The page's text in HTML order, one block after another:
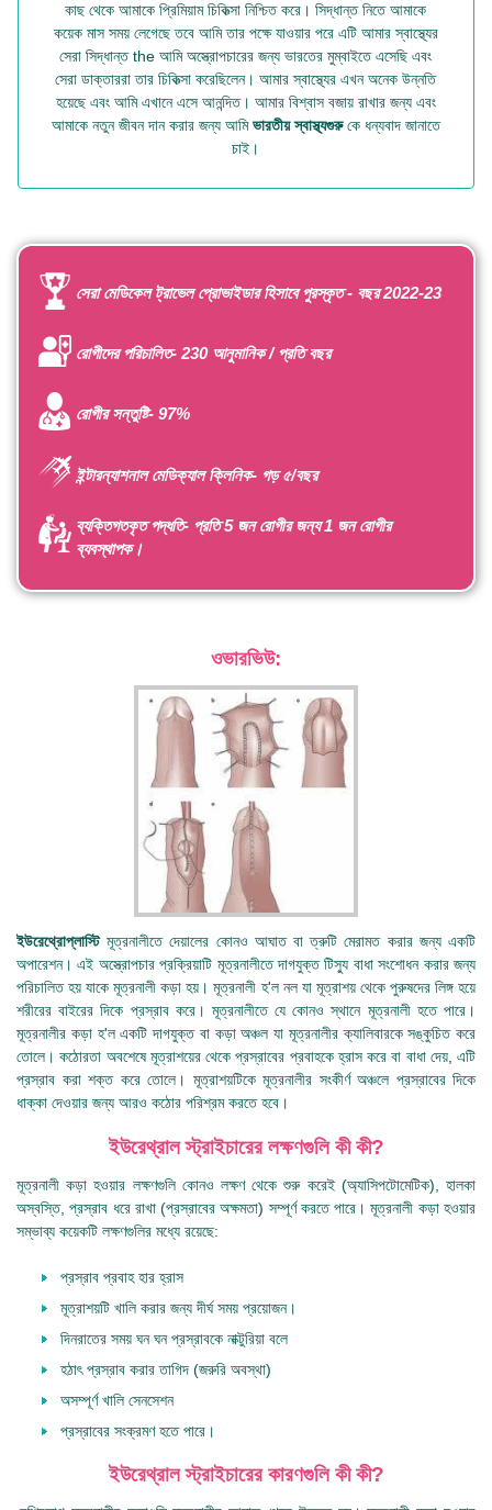
কাছ থেকে আমাকে প্রিমিয়াম চিকিত্সা নিশ্চিত করে। সিদ্ধান্ত নিতে আমাকে
কয়েক মাস সময় লেগেছে তবে আমি তার পক্ষে যাওয়ার পরে এটি আমার স্বাস্থ্যের
সেরা সিদ্ধান্ত the আমি অস্ত্রোপচারের জন্য ভারতের মুম্বাইতে এসেছি এবং
সেরা ডাক্তাররা তার চিকিত্সা করেছিলেন। আমার স্বাস্থ্যের এখন অনেক উন্নতি
হয়েছে এবং আমি এখানে এসে আনন্দিত। আমার বিশ্বাস বজায় রাখার জন্য এবং
আমাকে নতুন জীবন দান করার জন্য আমিভারতীয় স্বাস্থ্যগুরুকে ধন্যবাদ জানাতে
চাই।
সেরা মেডিকেল ট্রাভেল প্রোভাইডার হিসাবে পুরস্কৃত - বছর 2022-23
রোগীদের পরিচালিত- 230 আনুমানিক / প্রতি বছর
রোগীর সন্তুষ্টি- 97%
ইন্টারন্যাশনাল মেডিক্যাল ক্লিনিক- গড় ৫/বছর
ব্যক্তিগতকৃত পদ্ধতি- প্রতি 5 জন রোগীর জন্য 1 জন রোগীর
ব্যবস্থাপক।
ওভারভিউ:
ইউরেথ্রোপ্লাস্টিমূত্রনালীতে দেয়ালের কোনও আঘাত বা ত্রুটি মেরামত করার জন্য একটি
অপারেশন। এই অস্ত্রোপচার প্রক্রিয়াটি মূত্রনালীতে দাগযুক্ত টিস্যু বাধা সংশোধন করার জন্য
পরিচালিত হয় যাকে মূত্রনালী কড়া হয়। মূত্রনালী হ'ল নল যা মূত্রাশয় থেকে পুরুষদের লিঙ্গ হয়ে
শরীরের বাইরের দিকে প্রস্রাব করে। মূত্রনালীতে যে কোনও স্থানে মূত্রনালী হতে পারে।
মূত্রনালীর কড়া হ'ল একটি দাগযুক্ত বা কড়া অঞ্চল যা মূত্রনালীর ক্যালিবারকে সঙ্কুচিত করে
তোলে। কঠোরতা অবশেষে মূত্রাশয়ের থেকে প্রস্রাবের প্রবাহকে হ্রাস করে বা বাধা দেয়, এটি
প্রস্রাব করা শক্ত করে তোলে। মূত্রাশয়টিকে মূত্রনালীর সংকীর্ণ অঞ্চলে প্রস্রাবের দিকে
ধাক্কা দেওয়ার জন্য আরও কঠোর পরিশ্রম করতে হবে।
ইউরেথ্রাল স্ট্রাইচারের লক্ষণগুলি কী কী?
মূত্রনালী কড়া হওয়ার লক্ষণগুলি কোনও লক্ষণ থেকে শুরু করেই (অ্যাসিপটোমেটিক), হালকা
অস্বস্তি, প্রস্রাব ধরে রাখা (প্রস্রাবের অক্ষমতা) সম্পূর্ণ করতে পারে। মূত্রনালী কড়া হওয়ার
সম্ভাব্য কয়েকটি লক্ষণগুলির মধ্যে রয়েছে:
প্রস্রাব প্রবাহ হার হ্রাস
মূত্রাশয়টি খালি করার জন্য দীর্ঘ সময় প্রয়োজন।
দিনরাতের সময় ঘন ঘন প্রস্রাবকে নাক্টুরিয়া বলে
হঠাৎ প্রস্রাব করার তাগিদ (জরুরি অবস্থা)
অসম্পূর্ণ খালি সেনসেশন
প্রস্রাবের সংক্রমণ হতে পারে।
ইউরেথ্রাল স্ট্রাইচারের কারণগুলি কী কী?